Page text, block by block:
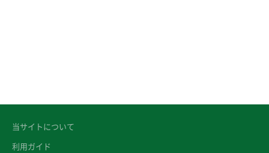
当サイトについて
利用ガイド